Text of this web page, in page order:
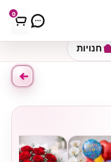
0
חנויות